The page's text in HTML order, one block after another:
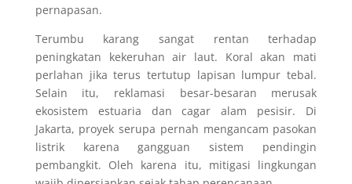
pernapasan.
Terumbu karang sangat rentan terhadap
peningkatan kekeruhan air laut. Koral akan mati
perlahan jika terus tertutup lapisan lumpur tebal.
Selain itu, reklamasi besar-besaran merusak
ekosistem estuaria dan cagar alam pesisir. Di
Jakarta, proyek serupa pernah mengancam pasokan
listrik karena gangguan sistem pendingin
pembangkit. Oleh karena itu, mitigasi lingkungan